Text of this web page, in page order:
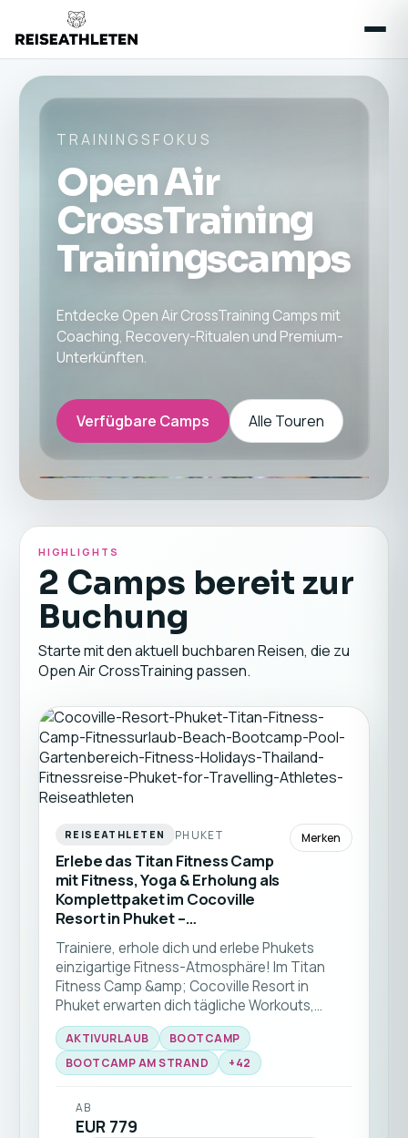
TRAININGSFOKUS
Open Air
CrossTraining
Trainingscamps
Entdecke Open Air CrossTraining Camps mit
Coaching, Recovery-Ritualen und Premium-
Unterkünften.
Verfügbare Camps Alle Touren
HIGHLIGHTS
2 Camps bereit zur
Buchung
Starte mit den aktuell buchbaren Reisen, die zu
Open Air CrossTraining passen.
REISEATHLETEN PHUKET
Erlebe das Titan Fitness Camp
mit Fitness, Yoga & Erholung als
Komplettpaket im Cocoville
Resort in Phuket –
Fitnessurlaub in Thailand
Merken
Trainiere, erhole dich und erlebe Phukets
einzigartige Fitness-Atmosphäre! Im Titan
Fitness Camp &amp; Cocoville Resort in
Phuket erwarten dich tägliche Workouts,
Yoga, Strandtraining, Personal Training und
gesunde, auf deine Bedürfnisse abgestimmte
Verpflegung – ideal für alle Fitnesslevels und
Lebensstil. Diese Fitnessreise nach Phuket ist
ideal für Solo-Reisende aller Fitnesslevels.
AKTIVURLAUB
BOOTCAMP
BOOTCAMP AM STRAND
+42
AB
EUR 779